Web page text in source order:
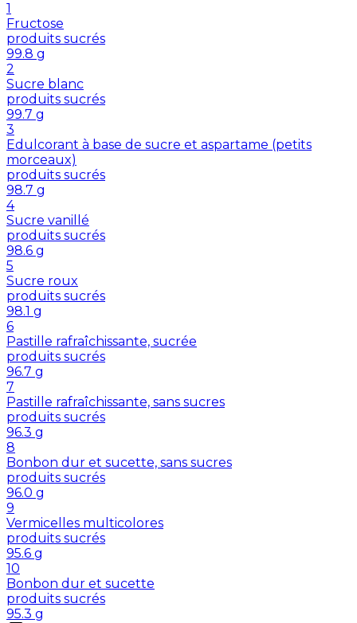
1
Fructose
produits sucrés
99.8 g
2
Sucre blanc
produits sucrés
99.7 g
3
Edulcorant à base de sucre et aspartame (petits
morceaux)
produits sucrés
98.7 g
4
Sucre vanillé
produits sucrés
98.6 g
5
Sucre roux
produits sucrés
98.1 g
6
Pastille rafraîchissante, sucrée
produits sucrés
96.7 g
7
Pastille rafraîchissante, sans sucres
produits sucrés
96.3 g
8
Bonbon dur et sucette, sans sucres
produits sucrés
96.0 g
9
Vermicelles multicolores
produits sucrés
95.6 g
10
Bonbon dur et sucette
produits sucrés
95.3 g